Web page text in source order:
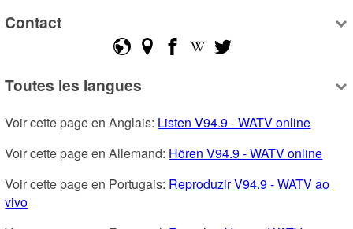
Contact
Toutes les langues
Voir cette page en Anglais: Listen V94.9 - WATV online
Voir cette page en Allemand: Hören V94.9 - WATV online
Voir cette page en Portugais: Reproduzir V94.9 - WATV ao
vivo